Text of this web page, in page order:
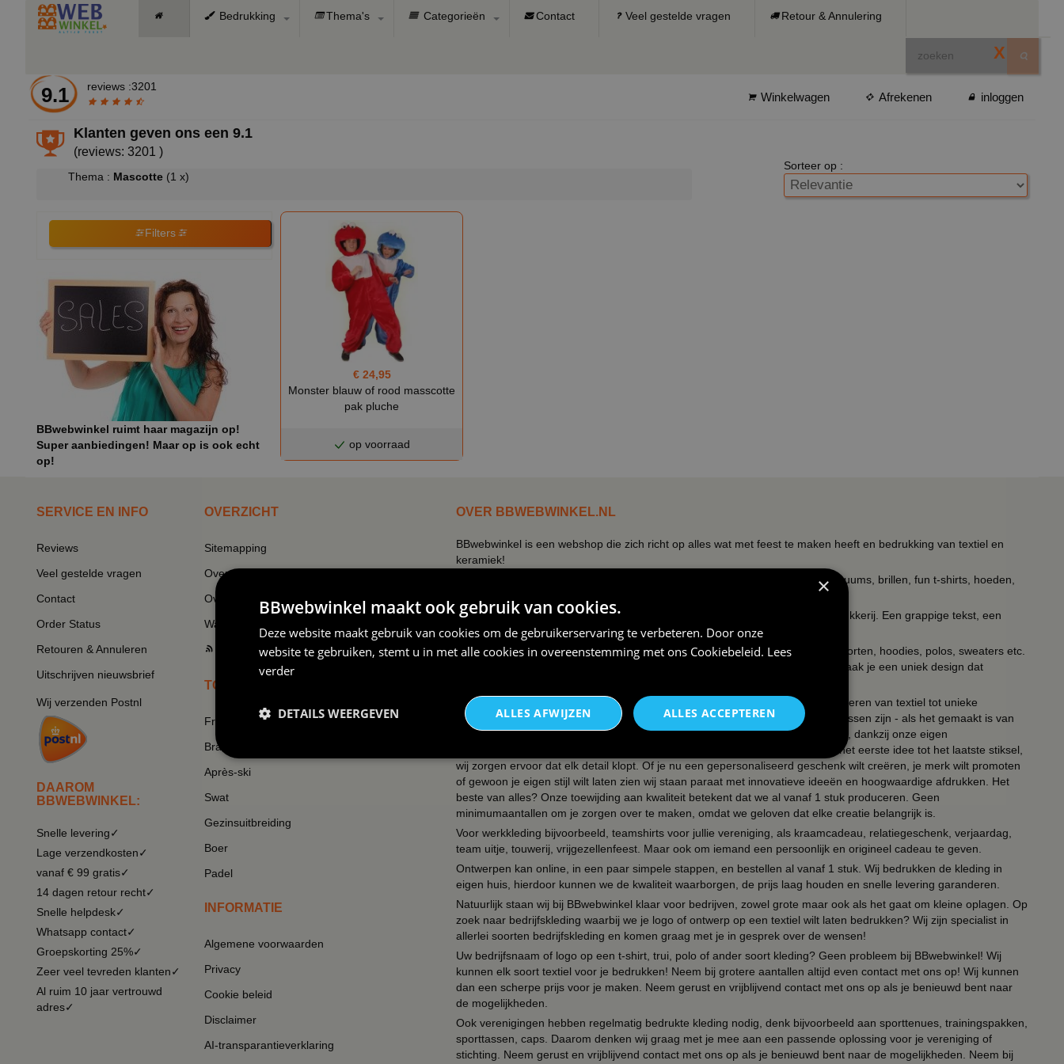
Bedrukking Thema's Categorieën Contact Veel gestelde vragen Retour & Annulering
X
9.1 reviews :3201
Winkelwagen Afrekenen inloggen
Klanten geven ons een9.1
(reviews: 3201 )
Thema : Mascotte (1 x)
Sorteer op :
Filters
BBwebwinkel ruimt haar magazijn op!
Super aanbiedingen! Maar op is ook echt
op!
€ 24,95
Monster blauw of rood masscotte
pak pluche
op voorraad
SERVICE EN INFO
Reviews
Veel gestelde vragen
Contact
Order Status
Retouren & Annuleren
Uitschrijven nieuwsbrief
Wij verzenden Postnl
DAAROM
BBWEBWINKEL:
Snelle levering✓
Lage verzendkosten✓
vanaf € 99 gratis✓
14 dagen retour recht✓
Snelle helpdesk✓
Whatsapp contact✓
Groepskorting 25%✓
Zeer veel tevreden klanten✓
Al ruim 10 jaar vertrouwd
adres✓
OVERZICHT
Sitemapping
Overzicht thema's
Overzicht rubrieken
Wat vinden klanten van ons
TOP THEMA'S
Frikandel
Brabant
Après-ski
Swat
Gezinsuitbreiding
Boer
Padel
INFORMATIE
Algemene voorwaarden
Privacy
Cookie beleid
Disclaimer
AI-transparantieverklaring
OVER BBWEBWINKEL.NL
BBwebwinkel is een webshop die zich richt op alles wat met feest te maken heeft en bedrukking van textiel en
keramiek!
Zo kun je bij ons terecht voor een uitgebreid assortiment verkleedkleding kostuums, brillen, fun t-shirts, hoeden,
Naast de verkleedkleding hebben wij een eigen textieldrukkerij en keramiekdrukkerij. Een grappige tekst, een
slogan, een quote je bedrijfslogo, een naam, foto of een unieke print?
Bij ons kun je simpel en snel kleding bedrukken, mokken, petjes, tegeltjes, schorten, hoodies, polos, sweaters etc.
met een eigen ontwerp. Bepaal zelf de kleur, opdruk en het lettertype en zo maak je een uniek design dat
Verander textiel in buitengewone kunst - Wij zijn jouw partners in het transformeren van textiel tot unieke
meesterwerken. Of het nu T-shirts, tassen, schorten, polos, petten of zelfs koussen zijn - als het gemaakt is van
textiel, kunnen wij het bedrukken voor jou! Onze creativiteit kent geen grenzen, dankzij onze eigen
ontwerpafdeling die erop gebrand is om jouw visie tot leven te brengen. Van het eerste idee tot het laatste stiksel,
wij zorgen ervoor dat elk detail klopt. Of je nu een gepersonaliseerd geschenk wilt creëren, je merk wilt promoten
of gewoon je eigen stijl wilt laten zien wij staan paraat met innovatieve ideeën en hoogwaardige afdrukken. Het
beste van alles? Onze toewijding aan kwaliteit betekent dat we al vanaf 1 stuk produceren. Geen
minimumaantallen om je zorgen over te maken, omdat we geloven dat elke creatie belangrijk is.
Voor werkkleding bijvoorbeeld, teamshirts voor jullie vereniging, als kraamcadeau, relatiegeschenk, verjaardag,
team uitje, touwerij, vrijgezellenfeest. Maar ook om iemand een persoonlijk en origineel cadeau te geven.
Ontwerpen kan online, in een paar simpele stappen, en bestellen al vanaf 1 stuk. Wij bedrukken de kleding in
eigen huis, hierdoor kunnen we de kwaliteit waarborgen, de prijs laag houden en snelle levering garanderen.
Natuurlijk staan wij bij BBwebwinkel klaar voor bedrijven, zowel grote maar ook als het gaat om kleine oplagen. Op
zoek naar bedrijfskleding waarbij we je logo of ontwerp op een textiel wilt laten bedrukken? Wij zijn specialist in
allerlei soorten bedrijfskleding en komen graag met je in gesprek over de wensen!
Uw bedrijfsnaam of logo op een t-shirt, trui, polo of ander soort kleding? Geen probleem bij BBwebwinkel! Wij
kunnen elk soort textiel voor je bedrukken! Neem bij grotere aantallen altijd even contact met ons op! Wij kunnen
dan een scherpe prijs voor je maken. Neem gerust en vrijblijvend contact met ons op als je benieuwd bent naar
de mogelijkheden.
Ook verenigingen hebben regelmatig bedrukte kleding nodig, denk bijvoorbeeld aan sporttenues, trainingspakken,
sporttassen, caps. Daarom denken wij graag met je mee aan een passende oplossing voor je vereniging of
stichting. Neem gerust en vrijblijvend contact met ons op als je benieuwd bent naar de mogelijkheden. Neem bij
×
BBwebwinkel maakt ook gebruik van cookies.
Deze website maakt gebruik van cookies om de gebruikerservaring te verbeteren. Door onze
website te gebruiken, stemt u in met alle cookies in overeenstemming met ons Cookiebeleid. Lees
verder
ALLES ACCEPTEREN
ALLES AFWIJZEN
DETAILS WEERGEVEN